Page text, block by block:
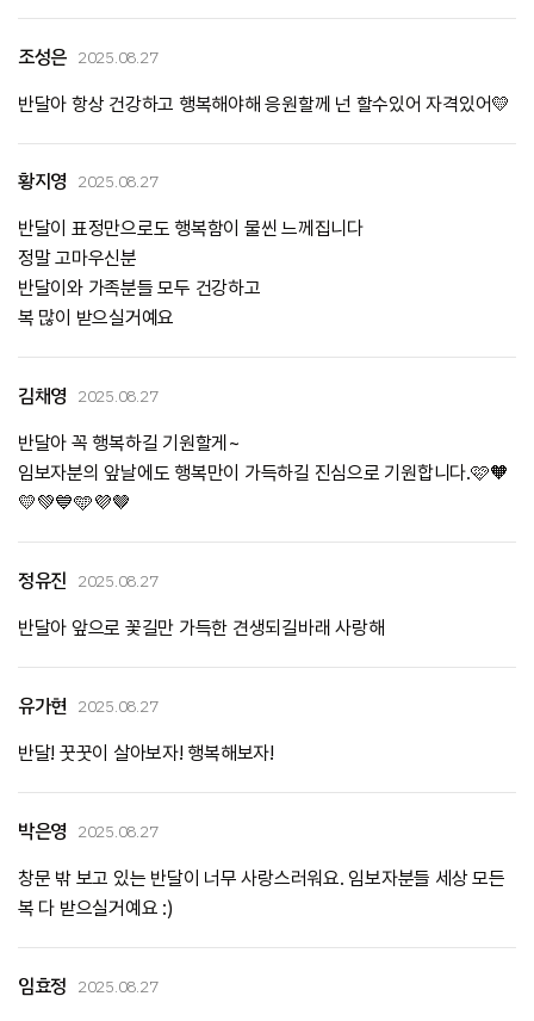
조성은 2025.08.27
반달아 항상 건강하고 행복해야해 응원할께 넌 할수있어 자격있어💛
황지영 2025.08.27
반달이 표정만으로도 행복함이 물씬 느께집니다
정말 고마우신분
반달이와 가족분들 모두 건강하고
복 많이 받으실거예요
김채영 2025.08.27
반달아 꼭 행복하길 기원할게~
임보자분의 앞날에도 행복만이 가득하길 진심으로 기원합니다.🩷🧡
💛💚💙🩵💜🤎
정유진 2025.08.27
반달아 앞으로 꽃길만 가득한 견생되길바래 사랑해
유가현 2025.08.27
반달! 꿋꿋이 살아보자! 행복해보자!
박은영 2025.08.27
창문 밖 보고 있는 반달이 너무 사랑스러워요. 임보자분들 세상 모든
복 다 받으실거예요 :)
임효정 2025.08.27